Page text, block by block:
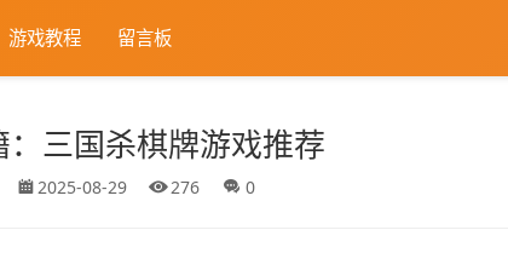
游戏教程 留言板
：三国杀棋牌游戏推荐
2025-08-29 276 0